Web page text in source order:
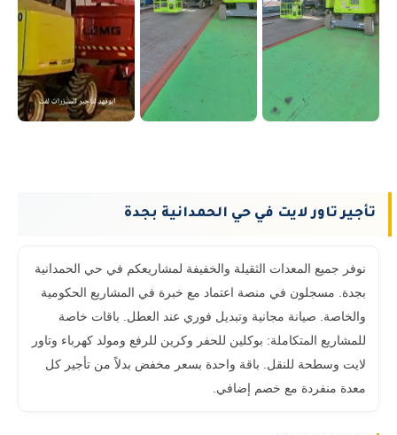
تأجير تاور لايت في حي الحمدانية بجدة
نوفر جميع المعدات الثقيلة والخفيفة لمشاريعكم في حي الحمدانية
بجدة. مسجلون في منصة اعتماد مع خبرة في المشاريع الحكومية
والخاصة. صيانة مجانية وتبديل فوري عند العطل. باقات خاصة
للمشاريع المتكاملة: بوكلين للحفر وكرين للرفع ومولد كهرباء وتاور
لايت وسطحة للنقل. باقة واحدة بسعر مخفض بدلاً من تأجير كل
معدة منفردة مع خصم إضافي.